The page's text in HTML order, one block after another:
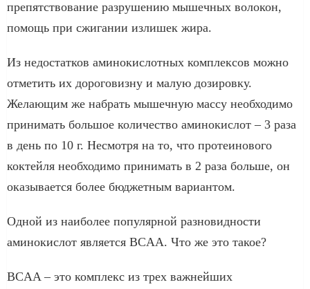
препятствование разрушению мышечных волокон,
помощь при сжигании излишек жира.
Из недостатков аминокислотных комплексов можно
отметить их дороговизну и малую дозировку.
Желающим же набрать мышечную массу необходимо
принимать большое количество аминокислот – 3 раза
в день по 10 г. Несмотря на то, что протеинового
коктейля необходимо принимать в 2 раза больше, он
оказывается более бюджетным вариантом.
Одной из наиболее популярной разновидности
аминокислот является BCAA. Что же это такое?
BCAA – это комплекс из трех важнейших